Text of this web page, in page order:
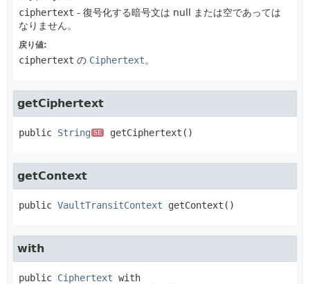
ciphertext - 復号化する暗号文は null または空であっては
なりません。
戻り値:
ciphertext の Ciphertext。
getCiphertext
public String SE getCiphertext ()
getContext
public VaultTransitContext getContext ()
with
public Ciphertext with